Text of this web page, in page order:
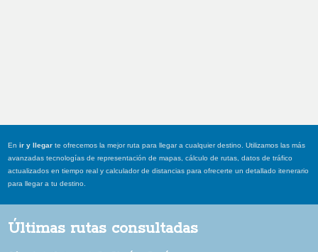
Enir y llegar te ofrecemos la mejor ruta para llegar a cualquier destino. Utilizamos las más
avanzadas tecnologías de representación de mapas, cálculo de rutas, datos de tráfico
actualizados en tiempo real y calculador de distancias para ofrecerte un detallado itenerario
para llegar a tu destino.
Últimas rutas consultadas